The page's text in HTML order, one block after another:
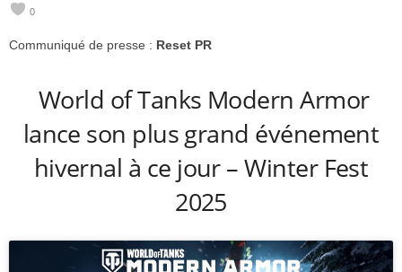
0
Communiqué de presse : Reset PR
World of Tanks Modern Armor
lance son plus grand événement
hivernal à ce jour – Winter Fest
2025